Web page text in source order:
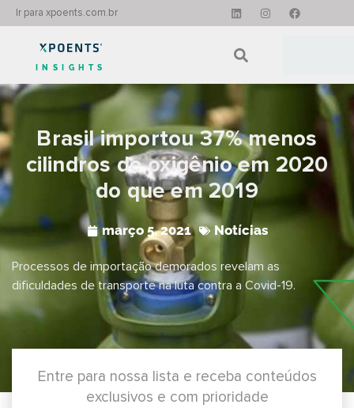
Ir para xpoents.com.br
INSIGHTS
Brasil importou 37% menos
cilindros de oxigênio em 2020
do que em 2019
março 5, 2021 Notícias
Processos de importação demorados revelam as
dificuldades de transporte na luta contra a Covid-19.
Entre para nossa lista e receba conteúdos
exclusivos e com prioridade